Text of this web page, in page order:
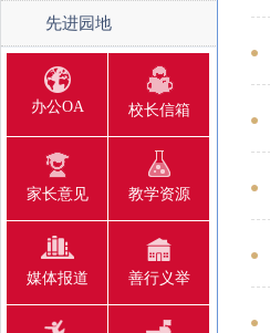
先进园地
办公OA 校长信箱
家长意见 教学资源
媒体报道 善行义举